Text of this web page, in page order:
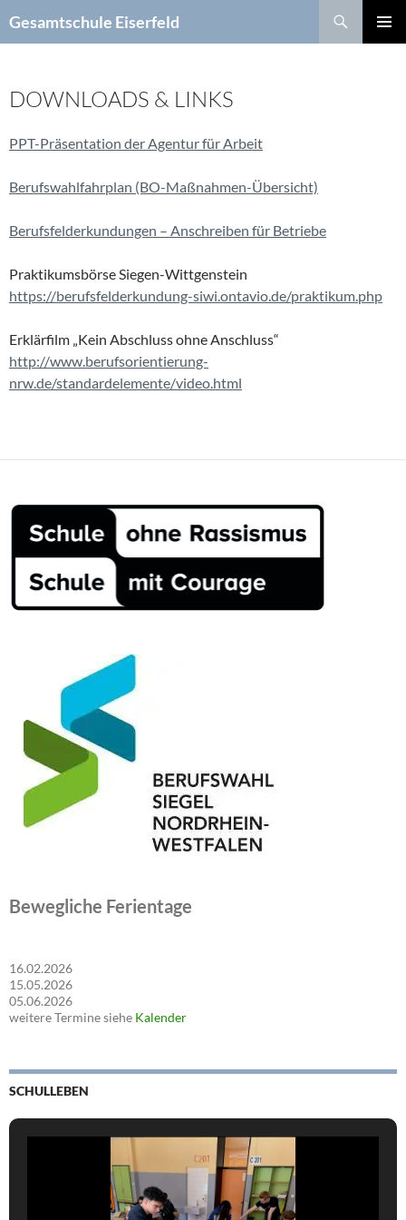
Inhalt
Gesamtschule Eiserfeld
DOWNLOADS & LINKS
PPT-Präsentation der Agentur für Arbeit
Berufswahlfahrplan (BO-Maßnahmen-Übersicht)
Berufsfelderkundungen – Anschreiben für Betriebe
Praktikumsbörse Siegen-Wittgenstein
https://berufsfelderkundung-siwi.ontavio.de/praktikum.php
Erklärfilm „Kein Abschluss ohne Anschluss“
http://www.berufsorientierung-
nrw.de/standardelemente/video.html
Bewegliche Ferientage
16.02.2026
15.05.2026
05.06.2026
weitere Termine siehe Kalender
SCHULLEBEN